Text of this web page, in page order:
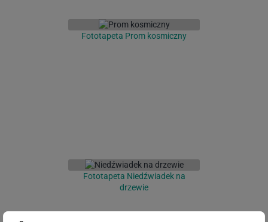
Fototapeta Prom kosmiczny
Fototapeta Niedźwiadek na
drzewie